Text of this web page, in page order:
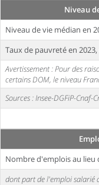
Niveau
Niveau de vie médian en
Taux de pauvreté en 2023,
Avertissement : Pour des
certains DOM, le niveau
Sources : Insee-DGFiP-
Nombre d'emplois au lieu
dont part de l'emploi salarié